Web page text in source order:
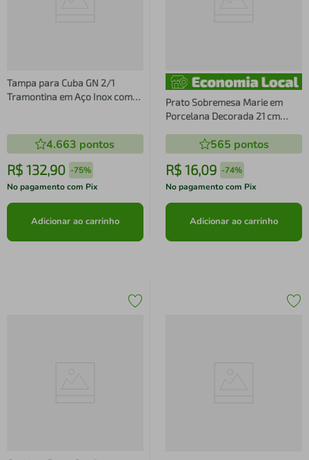
Tampa para Cuba GN 2/1
Tramontina em Aço Inox com
4.663 pontos
R$ 132,90 -75%
No pagamento com Pix
Adicionar ao carrinho
Prato Sobremesa Marie em
Porcelana Decorada 21 cm
565 pontos
R$ 16,09 -74%
No pagamento com Pix
Adicionar ao carrinho